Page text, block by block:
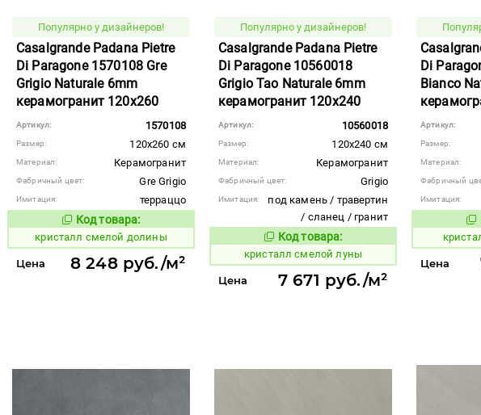
Популярно у дизайнеров!
Casalgrande Padana Pietre
Di Paragone 1570108 Gre
Grigio Naturale 6mm
керамогранит 120x260
Артикул: 1570108
Размер: 120x260 см
Материал: Керамогранит
Фабричный цвет: Gre Grigio
Имитация:
терраццо
Код товара:
824021 Код товара:
кристалл смелой долины
Цена 8 248 руб./м²
Популярно у дизайнеров!
Casalgrande Padana Pietre
Di Paragone 10560018
Grigio Tao Naturale 6mm
керамогранит 120x240
Артикул: 10560018
Размер: 120x240 см
Материал: Керамогранит
Фабричный цвет: Grigio
Имитация:
под камень / травертин
/ сланец / гранит
Код товара:
824045Код товара:
кристалл смелой луны
Цена 7 671 руб./м²
Di
Bianco
Артикул:
Размер:
Материал:
Фабричный
Имитация:
824012
Цена